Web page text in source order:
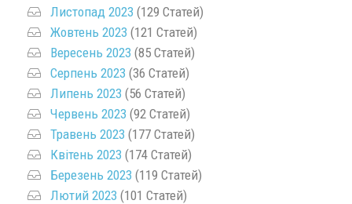
Листопад 2023 (129 Статей)
Жовтень 2023 (121 Статей)
Вересень 2023 (85 Статей)
Серпень 2023 (36 Статей)
Липень 2023 (56 Статей)
Червень 2023 (92 Статей)
Травень 2023 (177 Статей)
Квітень 2023 (174 Статей)
Березень 2023 (119 Статей)
Лютий 2023 (101 Статей)